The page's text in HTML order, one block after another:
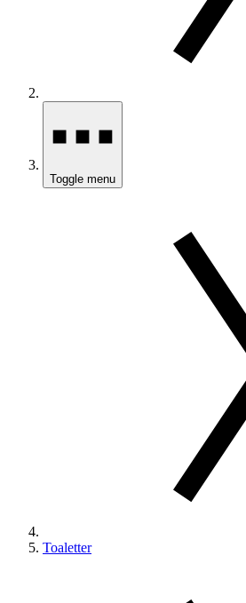
Toggle menu
Toaletter